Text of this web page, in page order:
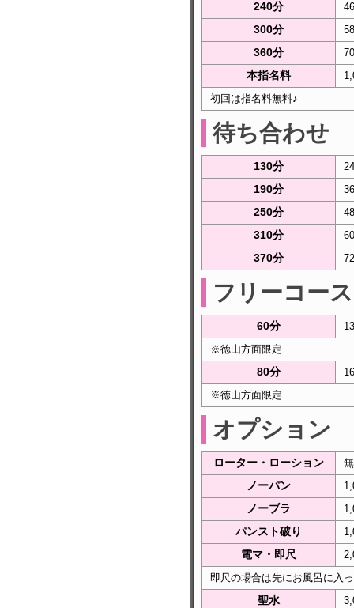
240分
300分
360分
本指名料
初回は指名料無料♪
待ち合わせ
130分
190分
250分
310分
370分
フリーコース
60分
※徳山方面限定
80分
※徳山方面限定
オプション
ローター・ローション
ノーパン
ノーブラ
パンスト破り
電マ・即尺
即尺の場合は先にお風呂に入
聖水